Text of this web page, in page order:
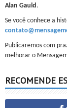
Alan Gauld.
Se você conhece a
Publicaremos com
melhorar o
RECOMENDE